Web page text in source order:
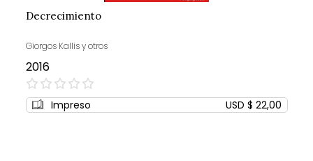
Decrecimiento
Giorgos Kallis y otros
2016
0%
Impreso USD $ 22,00